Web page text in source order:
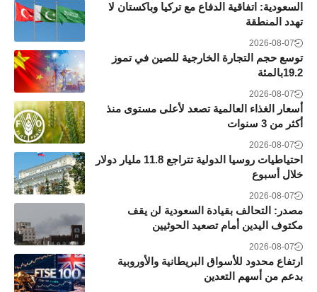
السعودية: اتفاقية الدفاع مع تركيا وباكستان لا
تهدد المنطقة
2026-08-07
توسع حجم التجارة الخارجية للصين في تموز
19.2بالمئة
2026-08-07
أسعار الغذاء العالمية تصعد لأعلى مستوى منذ
أكثر من 3 سنوات
2026-08-07
احتياطيات روسيا الدولية تتراجع 11.8 مليار دولار
خلال أسبوع
2026-08-07
مصدر: التحالف بقيادة السعودية لن يقف
مكتوف اليدين أمام تصعيد الحوثيين
2026-08-07
ارتفاع محدود للأسواق البريطانية والأوروبية
بدعم من أسهم التعدين